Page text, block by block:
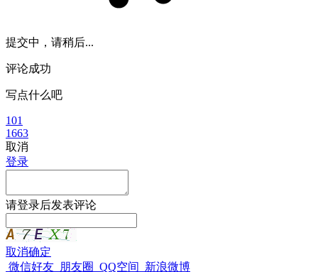
提交中，请稍后...
评论成功
写点什么吧
101
1663
取消
登录
请登录后发表评论
取消确定
微信好友 朋友圈 QQ空间 新浪微博